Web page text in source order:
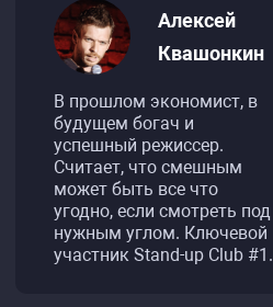
Алексей
Квашонкин
В прошлом экономист, в
будущем богач и
успешный режиссер.
Считает, что смешным
может быть все что
угодно, если смотреть под
нужным углом. Ключевой
участник Stand-up Club #1.